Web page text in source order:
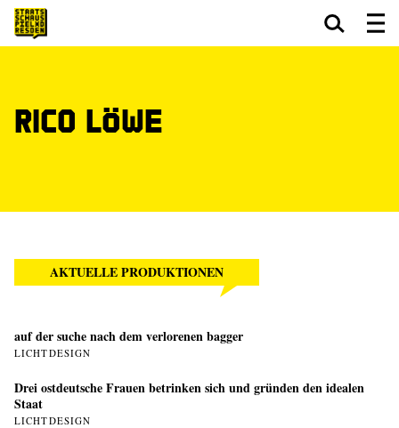
Rico Löwe
AKTUELLE PRODUKTIONEN
auf der suche nach dem verlorenen bagger
LICHTDESIGN
Drei ostdeutsche Frauen betrinken sich und gründen den idealen
Staat
LICHTDESIGN